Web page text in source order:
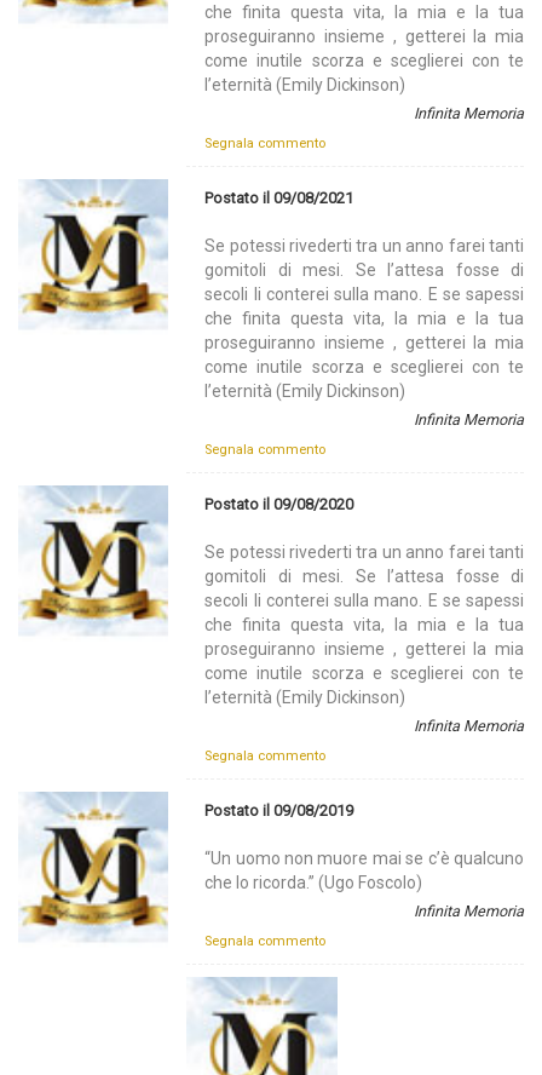
che finita questa vita, la mia e la tua
proseguiranno insieme , getterei la mia
come inutile scorza e sceglierei con te
l’eternità (Emily Dickinson)
Infinita Memoria
Segnala commento
Postato il 09/08/2021
Se potessi rivederti tra un anno farei tanti
gomitoli di mesi. Se l’attesa fosse di
secoli li conterei sulla mano. E se sapessi
che finita questa vita, la mia e la tua
proseguiranno insieme , getterei la mia
come inutile scorza e sceglierei con te
l’eternità (Emily Dickinson)
Infinita Memoria
Segnala commento
Postato il 09/08/2020
Se potessi rivederti tra un anno farei tanti
gomitoli di mesi. Se l’attesa fosse di
secoli li conterei sulla mano. E se sapessi
che finita questa vita, la mia e la tua
proseguiranno insieme , getterei la mia
come inutile scorza e sceglierei con te
l’eternità (Emily Dickinson)
Infinita Memoria
Segnala commento
Postato il 09/08/2019
“Un uomo non muore mai se c’è qualcuno
che lo ricorda.” (Ugo Foscolo)
Infinita Memoria
Segnala commento